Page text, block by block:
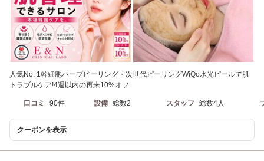
人気No. 1幹細胞ハーブピーリング・次世代ピーリングWiQo水光ピールで肌
トラブルケア!4週以内の再来10%オフ
口コミ 90件 設備 総数2 スタッフ 総数4人
クーポンを表示